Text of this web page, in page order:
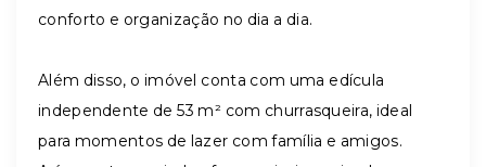
conforto e organização no dia a dia.
Além disso, o imóvel conta com uma edícula
independente de 53 m² com churrasqueira, ideal
para momentos de lazer com família e amigos.